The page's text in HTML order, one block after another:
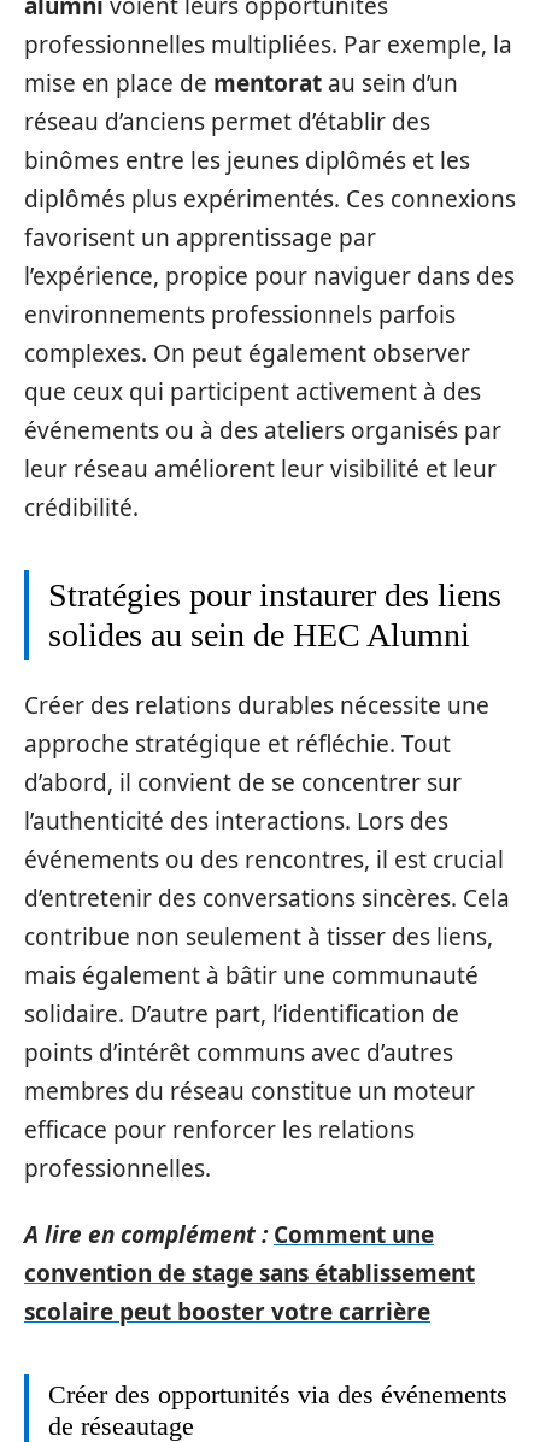
professionnelles multipliées. Par exemple, la
mise en place de mentorat au sein d’un
réseau d’anciens permet d’établir des
binômes entre les jeunes diplômés et les
diplômés plus expérimentés. Ces connexions
favorisent un apprentissage par
l’expérience, propice pour naviguer dans des
environnements professionnels parfois
complexes. On peut également observer
que ceux qui participent activement à des
événements ou à des ateliers organisés par
leur réseau améliorent leur visibilité et leur
crédibilité.
Stratégies pour instaurer des liens
solides au sein de HEC Alumni
Créer des relations durables nécessite une
approche stratégique et réfléchie. Tout
d’abord, il convient de se concentrer sur
l’authenticité des interactions. Lors des
événements ou des rencontres, il est crucial
d’entretenir des conversations sincères. Cela
contribue non seulement à tisser des liens,
mais également à bâtir une communauté
solidaire. D’autre part, l’identification de
points d’intérêt communs avec d’autres
membres du réseau constitue un moteur
efficace pour renforcer les relations
professionnelles.
A lire en complément : Comment une
convention de stage sans établissement
scolaire peut booster votre carrière
Créer des opportunités via des événements
de réseautage